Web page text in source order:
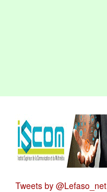
Tweets by @Lefaso_net